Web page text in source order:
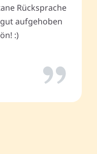
Rücksprache
aufgehoben
:)